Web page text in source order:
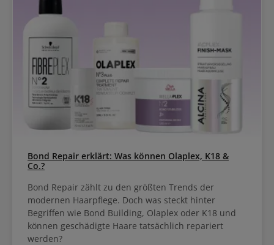
Bond Repair erklärt: Was können Olaplex, K18 &
Co.?
Bond Repair zählt zu den größten Trends der
modernen Haarpflege. Doch was steckt hinter
Begriffen wie Bond Building, Olaplex oder K18 und
können geschädigte Haare tatsächlich repariert
werden?